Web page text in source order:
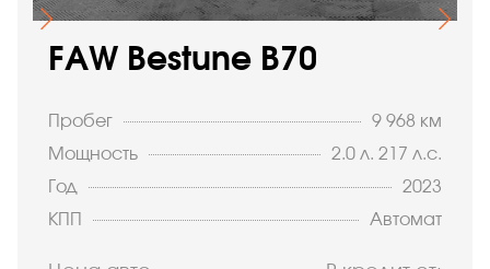
FAW Bestune B70
Пробег
9 968 км
Мощность
2.0 л. 217 л.с.
Год
2023
КПП
Автомат